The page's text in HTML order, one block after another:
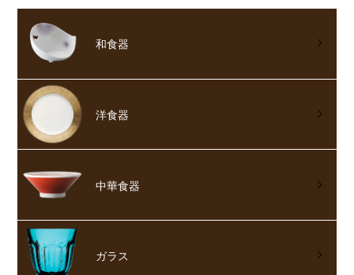
和食器
洋食器
中華食器
ガラス